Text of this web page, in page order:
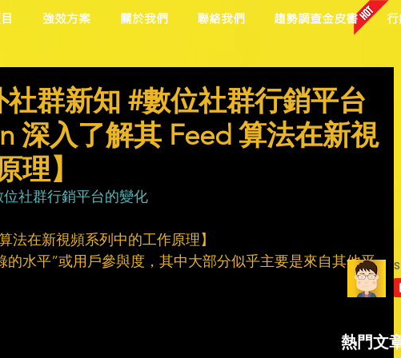
強效方案 關於我們 聯絡我們 趨勢調查金皮書
群新知 #數位社群行銷平台
深入了解其 Feed 算法在新視
理】
位社群行銷平台的變化
法在新視頻系列中的工作原理】
的水平”或用戶參與度，其中大部分似乎主要是來自其他平
熱門文